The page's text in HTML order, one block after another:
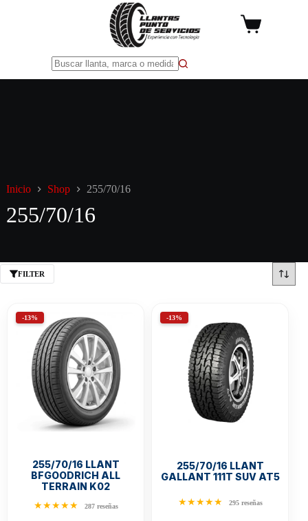
Carro
Inicio Shop 255/70/16
255/70/16
FILTER
-13%
255/70/16 LLANT
BFGOODRICH ALL
TERRAIN K02
★★★★★ 287 reseñas
-13%
255/70/16 LLANT
GALLANT 111T SUV AT5
★★★★★ 295 reseñas